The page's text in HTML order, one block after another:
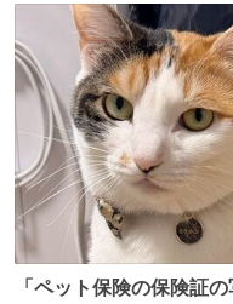
数
「ペット保険の保険証